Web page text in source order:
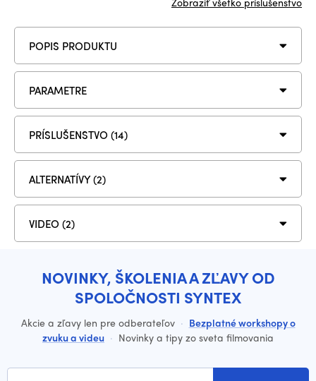
POPIS PRODUKTU
PARAMETRE
PRÍSLUŠENSTVO (14)
ALTERNATÍVY (2)
VIDEO (2)
NOVINKY, ŠKOLENIA A ZĽAVY OD
SPOLOČNOSTI SYNTEX
Akcie a zľavy len pre odberateľov · Bezplatné workshopy o
zvuku a videu · Novinky a tipy zo sveta filmovania